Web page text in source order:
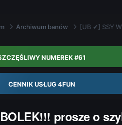
Archiwum banów [UB ✔] SSY
NUMEREK #61
CENNIK USŁUG 4FUN
prosze o